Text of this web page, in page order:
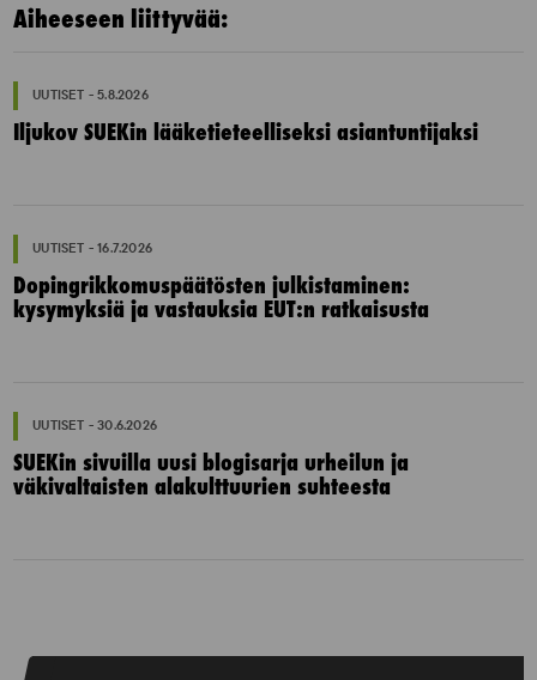
Aiheeseen liittyvää:
UUTISET - 5.8.2026
Iljukov SUEKin lääketieteelliseksi asiantuntijaksi
UUTISET - 16.7.2026
Dopingrikkomuspäätösten julkistaminen:
kysymyksiä ja vastauksia EUT:n ratkaisusta
UUTISET - 30.6.2026
SUEKin sivuilla uusi blogisarja urheilun ja
väkivaltaisten alakulttuurien suhteesta